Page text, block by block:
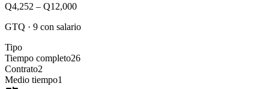
Q4,252 – Q12,000
GTQ · 9 con salario
Tipo
Tiempo completo26
Contrato2
Medio tiempo1